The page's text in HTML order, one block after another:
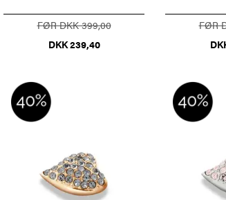
FØR DKK 399,00
DKK 239,40
FØR